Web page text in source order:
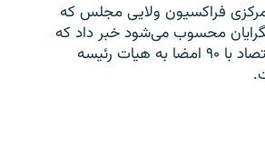
فراکسیون ولایی مجلس که
محسوب می‌شود خبر داد که
طرح استیضاح وزیر اقتصاد با ۹۰ امضا به هیات رئیسه